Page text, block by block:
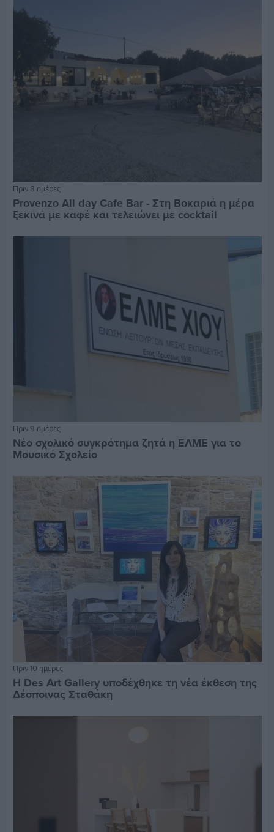
Πριν 8 ημέρες
Provenzo All day Cafe Bar - Στη Βοκαριά η μέρα
ξεκινά με καφέ και τελειώνει με cocktail
Πριν 9 ημέρες
Νέο σχολικό συγκρότημα ζητά η ΕΛΜΕ για το
Μουσικό Σχολείο
Πριν 10 ημέρες
Η Des Art Gallery υποδέχθηκε τη νέα έκθεση της
Δέσποινας Σταθάκη